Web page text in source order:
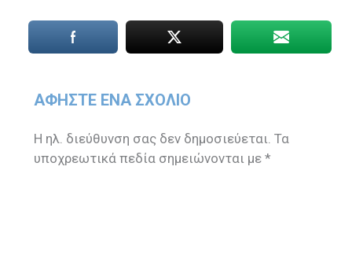
ΑΦΉΣΤΕ ΈΝΑ ΣΧΌΛΙΟ
Η ηλ. διεύθυνση σας δεν δημοσιεύεται. Τα
υποχρεωτικά πεδία σημειώνονται με*